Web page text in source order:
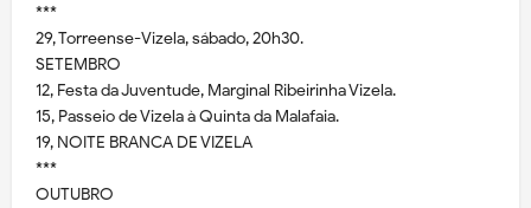
***
29, Torreense-Vizela, sábado, 20h30.
SETEMBRO
12, Festa da Juventude, Marginal Ribeirinha Vizela.
15, Passeio de Vizela à Quinta da Malafaia.
19, NOITE BRANCA DE VIZELA
***
OUTUBRO